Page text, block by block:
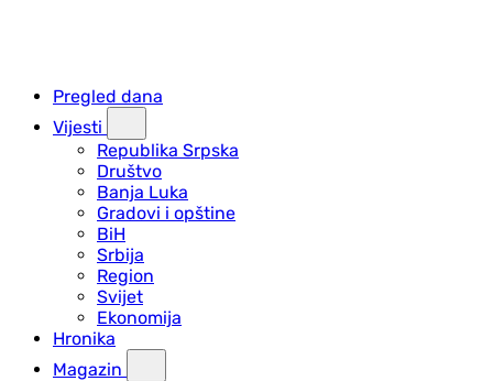
Pregled dana
Vijesti
Republika Srpska
Društvo
Banja Luka
Gradovi i opštine
BiH
Srbija
Region
Svijet
Ekonomija
Hronika
Magazin